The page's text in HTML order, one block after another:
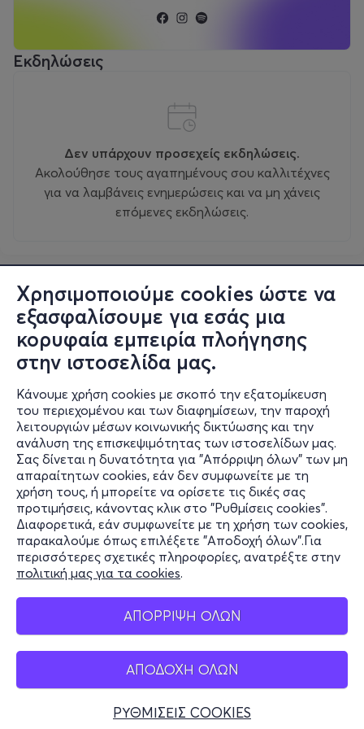
Χρησιμοποιούμε cookies ώστε να
εξασφαλίσουμε για εσάς μια
κορυφαία εμπειρία πλοήγησης
στην ιστοσελίδα μας.
Κάνουμε χρήση cookies με σκοπό την εξατομίκευση
του περιεχομένου και των διαφημίσεων, την παροχή
λειτουργιών μέσων κοινωνικής δικτύωσης και την
ανάλυση της επισκεψιμότητας των ιστοσελίδων μας.
Σας δίνεται η δυνατότητα για "Απόρριψη όλων" των μη
απαραίτητων cookies, εάν δεν συμφωνείτε με τη
χρήση τους, ή μπορείτε να ορίσετε τις δικές σας
προτιμήσεις, κάνοντας κλικ στο "Ρυθμίσεις cookies".
Διαφορετικά, εάν συμφωνείτε με τη χρήση των cookies,
παρακαλούμε όπως επιλέξετε "Αποδοχή όλων".Για
περισσότερες σχετικές πληροφορίες, ανατρέξτε στην
πολιτική μας για τα cookies.
ΑΠΟΡΡΙΨΗ ΟΛΩΝ
ΑΠΟΔΟΧΗ ΟΛΩΝ
ΡΥΘΜΙΣΕΙΣ COOKIES
Εκδηλώσεις
Δεν υπάρχουν προσεχείς εκδηλώσεις.
Ακολούθησε τους αγαπημένους σου καλλιτέχνες
για να λαμβάνεις ενημερώσεις και να μη χάνεις
επόμενες εκδηλώσεις.
Πληροφορίες
Υποστήριξη
Stay Connected
Mobile app